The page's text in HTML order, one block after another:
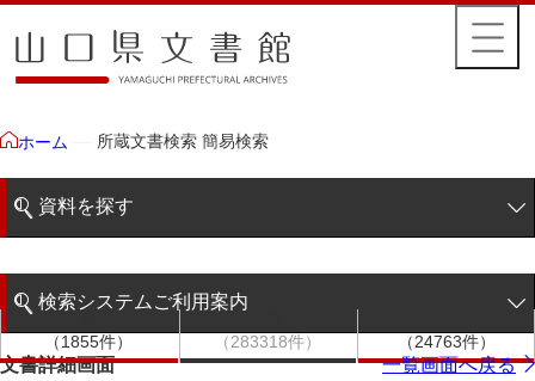
ホーム 所蔵文書検索 簡易検索
資料を探す
階層検索
検索システムご利用案内
検索システムの利用について
（1855件）
（283318件）
（24763件）
文書詳細画面 一覧画面へ戻る